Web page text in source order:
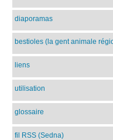
diaporamas
bestioles (la gent animale
liens
utilisation
glossaire
fil RSS (Sedna)